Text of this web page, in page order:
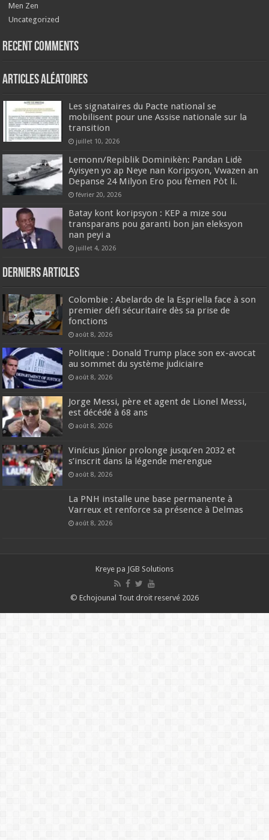
Men Zen
Uncategorized
Recent Comments
Articles aléatoires
Les signataires du Pacte national se
mobilisent pour une Assise nationale sur la
transition
juillet 10, 2026
Lemonn/Repiblik Dominikèn: ​Pandan Lidè
Ayisyen yo ap Neye nan Koripsyon, Vwazen an
Depanse 24 Milyon Ero pou fèmen Pòt li.
février 20, 2026
Batay kont koripsyon : KEP a mize sou
transparans pou garanti bon jan eleksyon
nan peyi a
juillet 4, 2026
Derniers articles
Colombie : Abelardo de la Espriella face à son
premier défi sécuritaire dès sa prise de
fonctions
août 8, 2026
Politique : Donald Trump place son ex-avocat
au sommet du système judiciaire
août 8, 2026
Jorge Messi, père et agent de Lionel Messi,
est décédé à 68 ans
août 8, 2026
Vinícius Júnior prolonge jusqu’en 2032 et
s’inscrit dans la légende merengue
août 8, 2026
La PNH installe une base permanente à
Varreux et renforce sa présence à Delmas
août 8, 2026
Kreye pa JGB Solutions
© Echojounal Tout droit reservé 2026